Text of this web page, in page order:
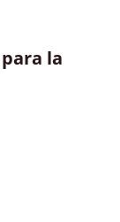
la